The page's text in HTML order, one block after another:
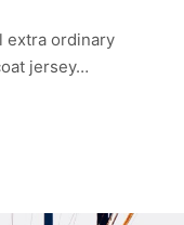
extra ordinary
jersey…